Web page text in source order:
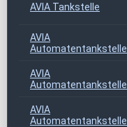
AVIA Tankstelle
AVIA
Automatentankstelle
AVIA
Automatentankstelle
AVIA
Automatentankstelle